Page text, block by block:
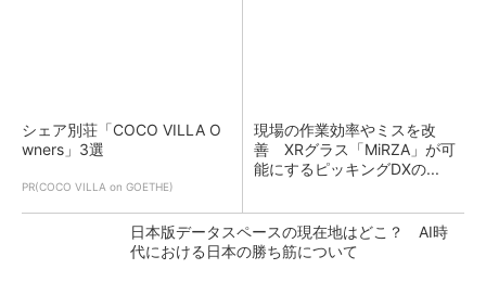
シェア別荘「COCO VILLA O
wners」3選
PR(COCO VILLA on GOETHE)
現場の作業効率やミスを改
善 XRグラス「MiRZA」が可
能にするピッキングDXの...
日本版データスペースの現在地はどこ？ AI時
代における日本の勝ち筋について